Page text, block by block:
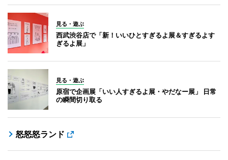
見る・遊ぶ
西武渋谷店で「新！いいひとすぎるよ展＆すぎるよす
ぎるよ展」
見る・遊ぶ
原宿で企画展「いい人すぎるよ展・やだなー展」 日常
の瞬間切り取る
怒怒怒ランド